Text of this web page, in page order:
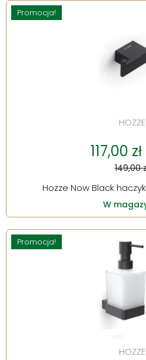
Promocja!
HOZZE
117,00
149,00
Hozze Now Black
W
Promocja!
HOZZE